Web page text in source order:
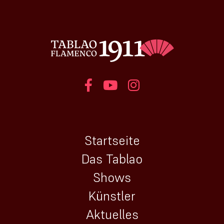
Startseite
Das Tablao
Shows
Künstler
Aktuelles